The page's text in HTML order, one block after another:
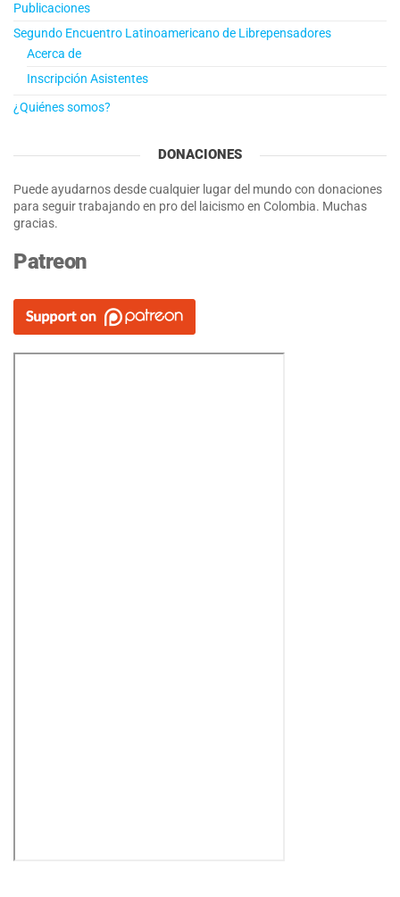
Publicaciones
Segundo Encuentro Latinoamericano de Librepensadores
Acerca de
Inscripción Asistentes
¿Quiénes somos?
DONACIONES
Puede ayudarnos desde cualquier lugar del mundo con donaciones
para seguir trabajando en pro del laicismo en Colombia. Muchas
gracias.
Patreon